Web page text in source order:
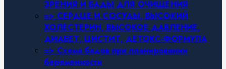
ЗРЕНИЯ И БАДЫ ДЛЯ ОЧИЩЕНИЯ
=> СЕРДЦЕ И СОСУДЫ, ВЫСОКИЙ
ХОЛЕСТЕРИН, ВЫСОКОЕ ДАВЛЕНИЕ,
ДИАБЕТ, ЦИСТИТ, ДЕТОКС-ФОРМУЛА
=> Схема бадов при планировании
беременности